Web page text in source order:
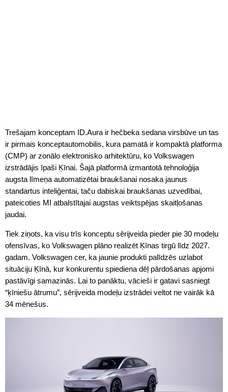
Trešajam konceptam ID.Aura ir hečbeka sedana virsbūve un tas
ir pirmais konceptautomobilis, kura pamatā ir kompaktā platforma
(CMP) ar zonālo elektronisko arhitektūru, ko Volkswagen
izstrādājis īpaši Ķīnai. Šajā platformā izmantotā tehnoloģija
augsta līmeņa automatizētai braukšanai nosaka jaunus
standartus inteliģentai, taču dabiskai braukšanas uzvedībai,
pateicoties MI atbalstītajai augstas veiktspējas skaitļošanas
jaudai.
Tiek ziņots, ka visu trīs konceptu sērijveida pieder pie 30 modeļu
ofensīvas, ko Volkswagen plāno realizēt Ķīnas tirgū līdz 2027.
gadam. Volkswagen cer, ka jaunie produkti palīdzēs uzlabot
situāciju Ķīnā, kur konkurentu spiediena dēļ pārdošanas apjomi
pastāvīgi samazinās. Lai to panāktu, vācieši ir gatavi sasniegt
“ķīniešu ātrumu”, sērijveida modeļu izstrādei veltot ne vairāk kā
34 mēnešus.